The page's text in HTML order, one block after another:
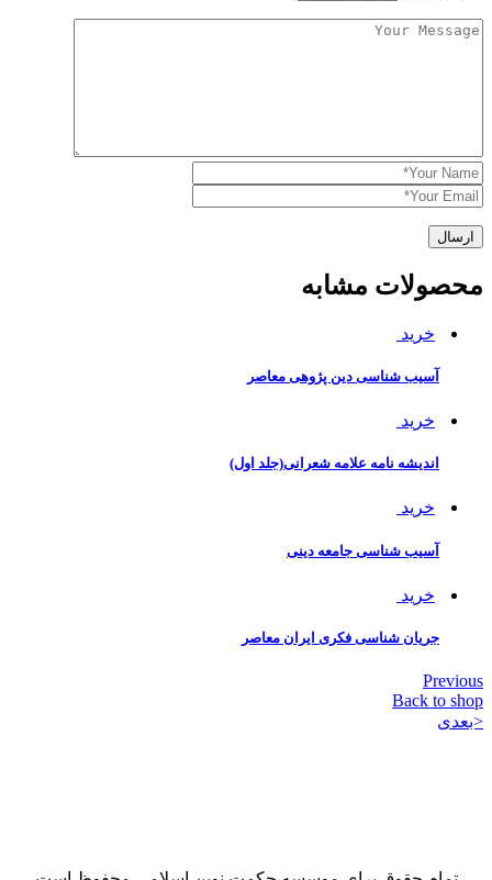
محصولات مشابه
خرید
آسیب شناسی دین پژوهی معاصر
خرید
اندیشه نامه علامه شعرانی(جلد اول)
خرید
آسیب شناسی جامعه دینی
خرید
جریان شناسی فکری ایران معاصر
Previous
Back to shop
<بعدی